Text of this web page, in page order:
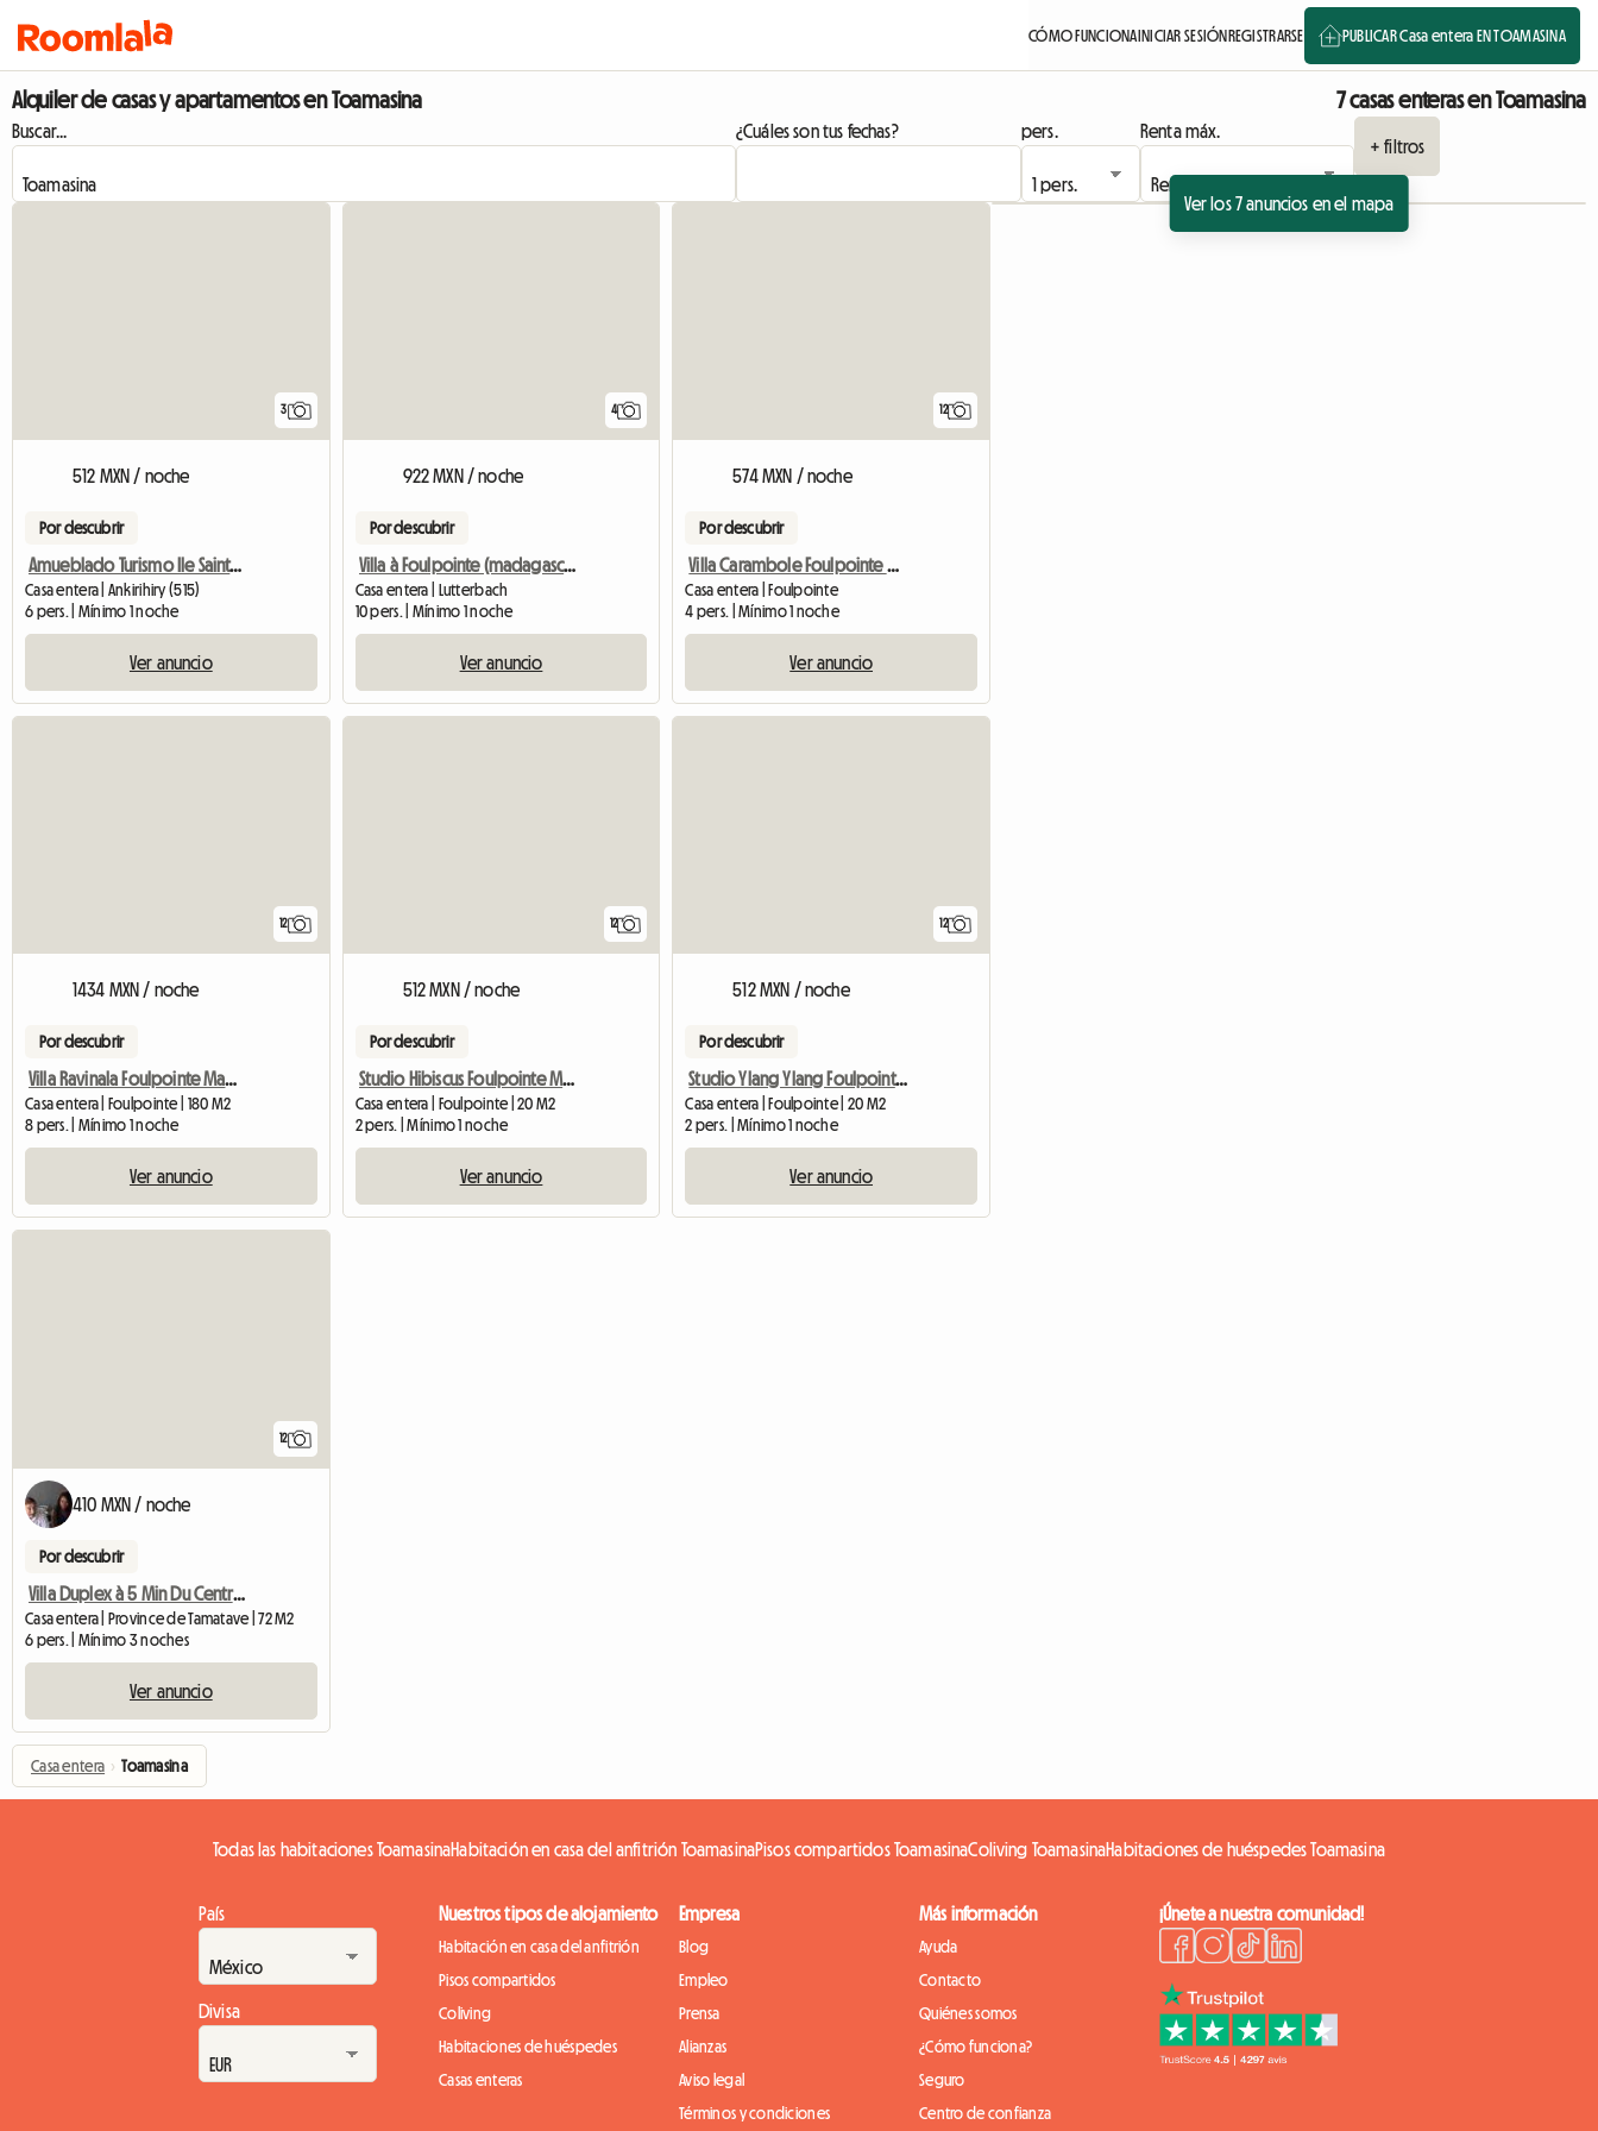
CÓMO FUNCIONAINICIAR SESIÓNREGISTRARSE PUBLICAR Casa entera EN TOAMASINA
Alquiler de casas y apartamentos en Toamasina 7 casas enteras en Toamasina
Buscar... ¿Cuáles son tus fechas? pers.
Renta máx.
+ filtros
Ver los 7 anuncios en el mapa
3
512 MXN / noche
Por descubrir
Amueblado Turismo Ile Sainte Marie
Casa entera | Ankirihiry (515)
6 pers. | Mínimo 1 noche
Ver anuncio
4
922 MXN / noche
Por descubrir
Villa à Foulpointe (madagascar)
Casa entera | Lutterbach
10 pers. | Mínimo 1 noche
Ver anuncio
12
574 MXN / noche
Por descubrir
Villa Carambole Foulpointe Madagascar Calma Confort Convivia
Casa entera | Foulpointe
4 pers. | Mínimo 1 noche
Ver anuncio
12
1434 MXN / noche
Por descubrir
Villa Ravinala Foulpointe Madagascar Confort Calme Convivial
Casa entera | Foulpointe | 180 M2
8 pers. | Mínimo 1 noche
Ver anuncio
12
512 MXN / noche
Por descubrir
Studio Hibiscus Foulpointe Madagascar Calme Confort Convivia
Casa entera | Foulpointe | 20 M2
2 pers. | Mínimo 1 noche
Ver anuncio
12
512 MXN / noche
Por descubrir
Studio Ylang Ylang Foulpointe Madagascar Calme Confort
Casa entera | Foulpointe | 20 M2
2 pers. | Mínimo 1 noche
Ver anuncio
12
410 MXN / noche
Por descubrir
Villa Duplex à 5 Min Du Centre Tamatave
Casa entera | Province de Tamatave | 72 M2
6 pers. | Mínimo 3 noches
Ver anuncio
Casa entera › Toamasina
Todas las habitaciones ToamasinaHabitación en casa del anfitrión ToamasinaPisos compartidos ToamasinaColiving ToamasinaHabitaciones de huéspedes Toamasina
País
Divisa
Nuestros tipos de alojamiento
Habitación en casa del anfitrión
Pisos compartidos
Coliving
Habitaciones de huéspedes
Casas enteras
Empresa
Blog
Empleo
Prensa
Alianzas
Aviso legal
Términos y condiciones
Más información
Ayuda
Contacto
Quiénes somos
¿Cómo funciona?
Seguro
Centro de confianza
¡Únete a nuestra comunidad!